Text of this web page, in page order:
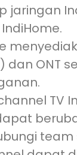
jaringan
dan ONT
TV
team